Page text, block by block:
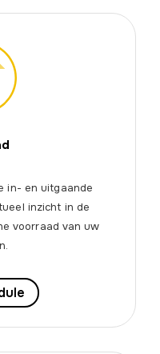
in- en uitgaande
inzicht in de
voorraad van uw